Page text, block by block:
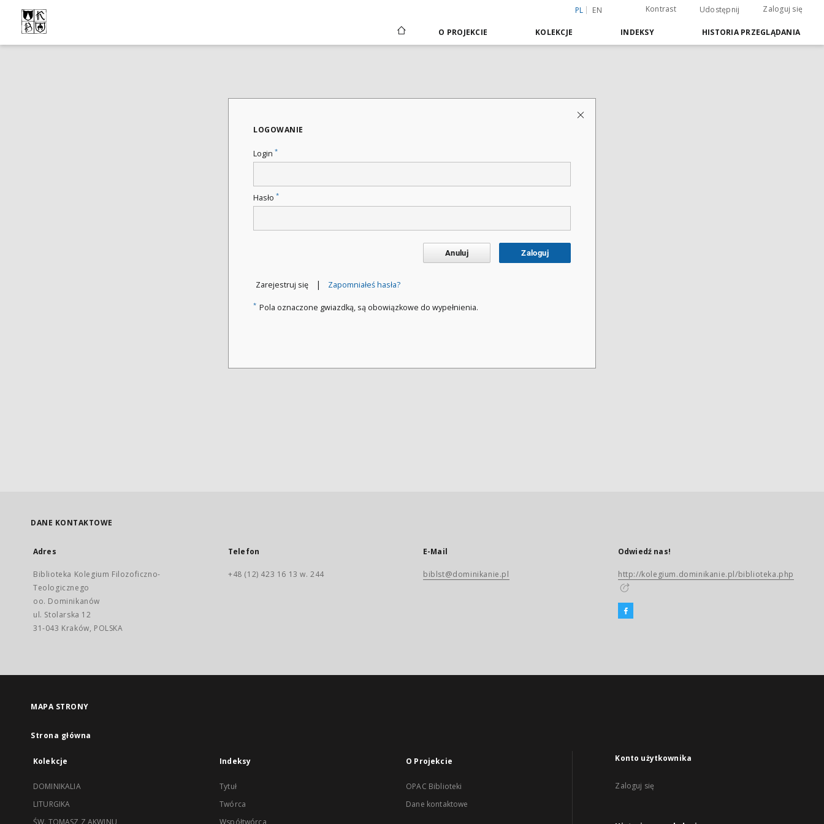
PL EN Kontrast Udostępnij Zaloguj się
O PROJEKCIE KOLEKCJE INDEKSY HISTORIA PRZEGLĄDANIA
LOGOWANIE
Login *
Hasło *
Anuluj Zaloguj
Zarejestruj się | Zapomniałeś hasła?
* Pola oznaczone gwiazdką, są obowiązkowe do wypełnienia.
DANE KONTAKTOWE
Adres
Biblioteka Kolegium Filozoficzno-
Teologicznego
oo. Dominikanów
ul. Stolarska 12
31-043 Kraków, POLSKA
Telefon
+48 (12) 423 16 13 w. 244
E-Mail
biblst@dominikanie.pl
Odwiedź nas!
http://kolegium.dominikanie.pl/biblioteka.php
MAPA STRONY
Strona główna
Kolekcje
DOMINIKALIA
LITURGIKA
ŚW. TOMASZ Z AKWINU
Indeksy
Tytuł
Twórca
Współtwórca
O Projekcie
OPAC Biblioteki
Dane kontaktowe
Konto użytkownika
Zaloguj się